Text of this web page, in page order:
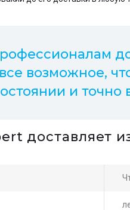
возможное,
и точно
доставляет